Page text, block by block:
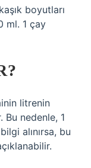
boyutları
ml. 1 çay
litrenin
Bu nedenle, 1
alınırsa, bu